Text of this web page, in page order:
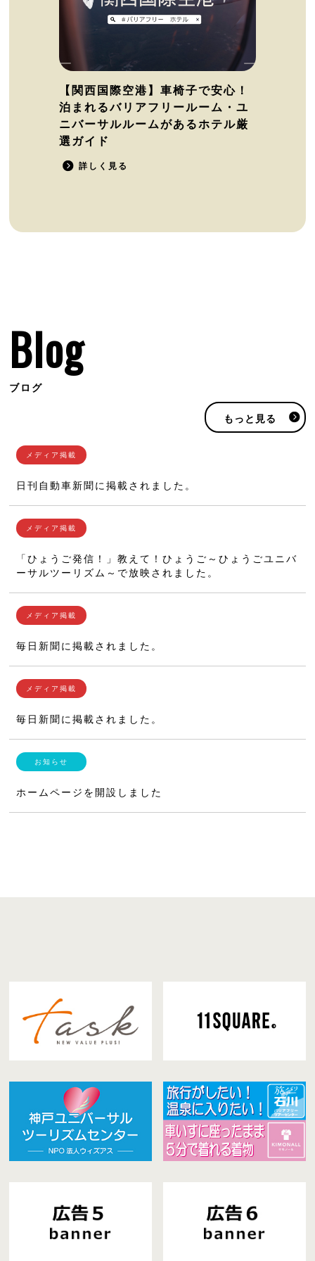
【関西国際空港】車椅子で安心！
泊まれるバリアフリールーム・ユ
ニバーサルルームがあるホテル厳
選ガイド
詳しく見る
Blog
ブログ
もっと見る
日刊自動車新聞に掲載されました。
「ひょうご発信！」教えて！ひょうご～ひょうごユニバ
ーサルツーリズム～で放映されました。
毎日新聞に掲載されました。
毎日新聞に掲載されました。
ホームページを開設しました